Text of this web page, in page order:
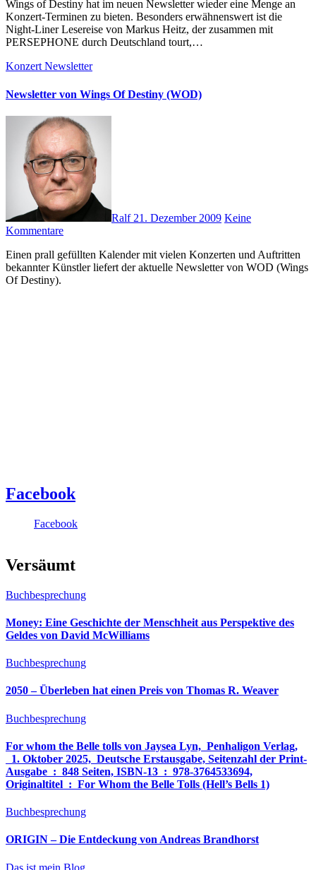
Wings of Destiny hat im neuen Newsletter wieder eine Menge an
Konzert-Terminen zu bieten. Besonders erwähnenswert ist die
Night-Liner Lesereise von Markus Heitz, der zusammen mit
PERSEPHONE durch Deutschland tourt,…
KonzertNewsletter
Newsletter von Wings Of Destiny (WOD)
Ralf 21. Dezember 2009 Keine
Kommentare
Einen prall gefüllten Kalender mit vielen Konzerten und Auftritten
bekannter Künstler liefert der aktuelle Newsletter von WOD (Wings
Of Destiny).
Facebook
Facebook
Versäumt
Buchbesprechung
Money: Eine Geschichte der Menschheit aus Perspektive des
Geldes von David McWilliams
Buchbesprechung
2050 – Überleben hat einen Preis von Thomas R. Weaver
Buchbesprechung
For whom the Belle tolls von Jaysea Lyn, ‎ Penhaligon Verlag,
‎ 1. Oktober 2025, ‎ Deutsche Erstausgabe, Seitenzahl der Print-
Ausgabe ‏ : ‎ 848 Seiten, ISBN-13 ‏ : ‎ 978-3764533694,
Originaltitel ‏ : ‎ For Whom the Belle Tolls (Hell’s Bells 1)
Buchbesprechung
ORIGIN – Die Entdeckung von Andreas Brandhorst
Das ist mein Blog